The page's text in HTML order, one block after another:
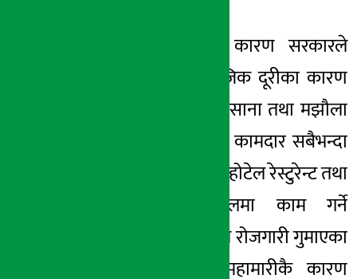
कोभिड– १९ का कारण सरकारले
पारेको कडा सामाजिक दूरीका कारण
रोजगारी गुमाउनेमा साना तथा मझौला
कम्पनीमा काम गर्ने कामदार सबैभन्दा
बढी छन् । त्यसैगरी होटेल रेस्टुरेन्ट तथा
अन्य मनोरञ्जनस्थलमा काम गर्ने
अधिकांश कामदारले रोजगारी गुमाएका
छन् । कोरोना महामारीकै कारण